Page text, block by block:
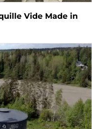
Vide Made in